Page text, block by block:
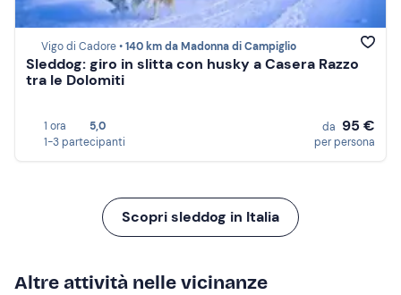
Vigo di Cadore •140 km da Madonna di Campiglio
Sleddog: giro in slitta con husky a Casera Razzo
tra le Dolomiti
1 ora
5,0
1-3 partecipanti
da 95 €
per persona
Scopri sleddog in Italia
Altre attività nelle vicinanze